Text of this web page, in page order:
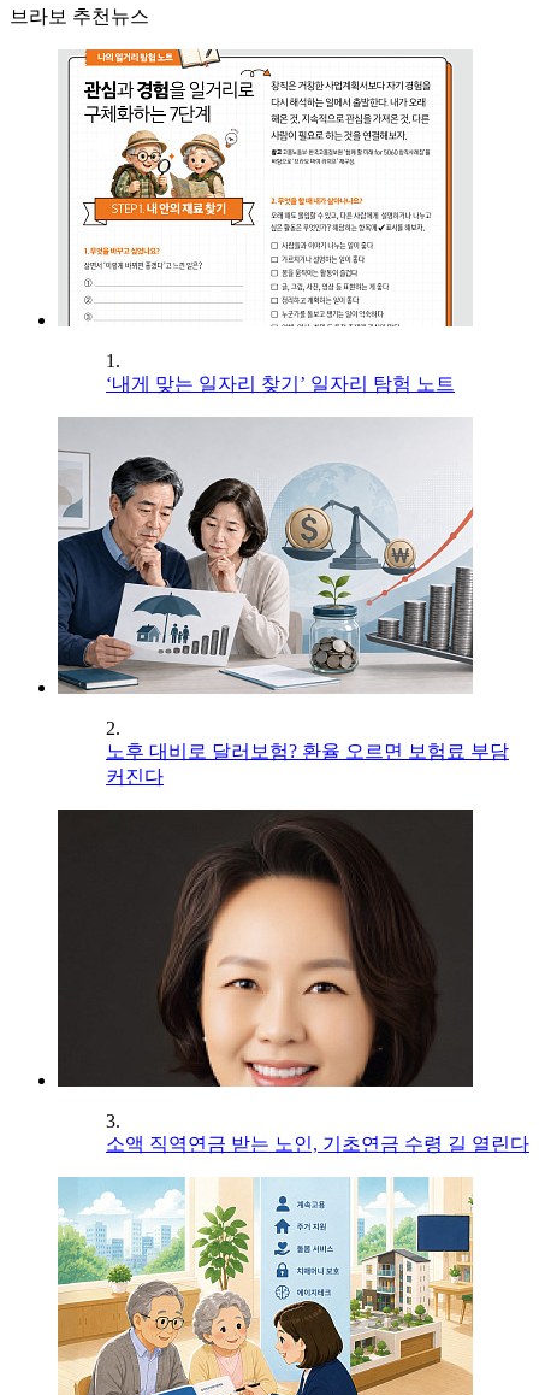
브라보 추천뉴스
1.
‘내게 맞는 일자리 찾기’ 일자리 탐험 노트
2.
노후 대비로 달러보험? 환율 오르면 보험료 부담
커진다
3.
소액 직역연금 받는 노인, 기초연금 수령 길 열린다